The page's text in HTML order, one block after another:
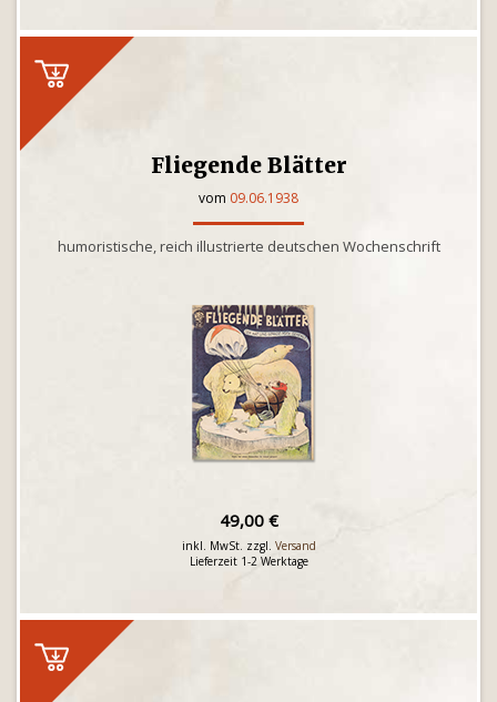
Fliegende Blätter
vom 09.06.1938
humoristische, reich illustrierte deutschen Wochenschrift
49,00 €
inkl. MwSt. zzgl. Versand
Lieferzeit 1-2 Werktage